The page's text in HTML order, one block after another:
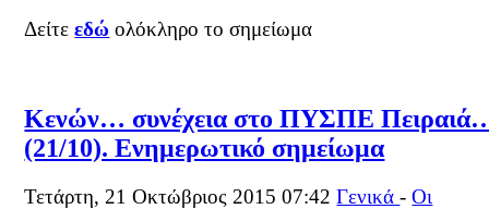
Δείτεεδώ ολόκληρο το σημείωμα
Κενών… συνέχεια στο ΠΥΣΠΕ
(21/10). Ενημερωτικό σημείωμα
Τετάρτη, 21 Οκτώβριος 2015 07:42Γενικά-Οι